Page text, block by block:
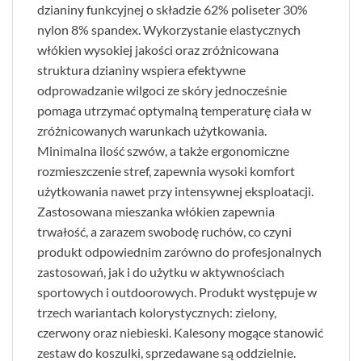
dzianiny funkcyjnej o składzie 62% poliseter 30%
nylon 8% spandex. Wykorzystanie elastycznych
włókien wysokiej jakości oraz zróżnicowana
struktura dzianiny wspiera efektywne
odprowadzanie wilgoci ze skóry jednocześnie
pomaga utrzymać optymalną temperaturę ciała w
zróżnicowanych warunkach użytkowania.
Minimalna ilość szwów, a także ergonomiczne
rozmieszczenie stref, zapewnia wysoki komfort
użytkowania nawet przy intensywnej eksploatacji.
Zastosowana mieszanka włókien zapewnia
trwałość, a zarazem swobodę ruchów, co czyni
produkt odpowiednim zarówno do profesjonalnych
zastosowań, jak i do użytku w aktywnościach
sportowych i outdoorowych. Produkt występuje w
trzech wariantach kolorystycznych: zielony,
czerwony oraz niebieski. Kalesony mogące stanowić
zestaw do koszulki, sprzedawane są oddzielnie.